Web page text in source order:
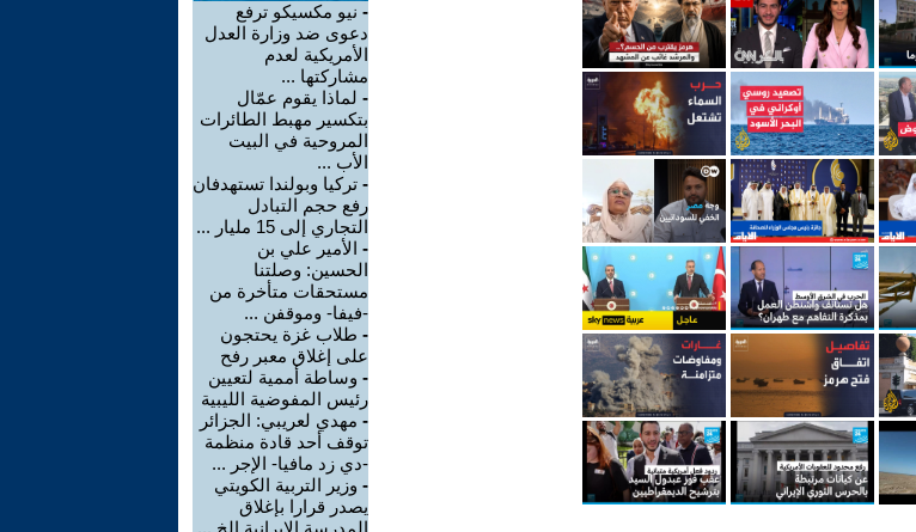
- نيو مكسيكو ترفع
دعوى ضد وزارة العدل
الأمريكية لعدم
مشاركتها ...
- لماذا يقوم عمّال
بتكسير مهبط الطائرات
المروحية في البيت
الأب ...
- تركيا وبولندا تستهدفان
رفع حجم التبادل
التجاري إلى 15 مليار ...
- الأمير علي بن
الحسين: وصلتنا
مستحقات متأخرة من
-فيفا- وموقفن ...
- طلاب غزة يحتجون
على إغلاق معبر رفح
- وساطة أممية لتعيين
رئيس المفوضية الليبية
- مهدي لعريبي: الجزائر
توقف أحد قادة منظمة
-دي زد مافيا- الإجر ...
- وزير التربية الكويتي
يصدر قرارا بإغلاق
المدرسة الإيرانية الخ ...